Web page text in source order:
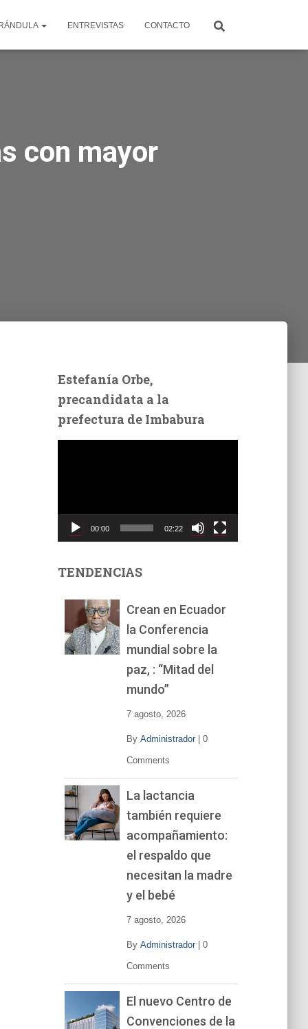
ENTREVISTAS CONTACTO
con mayor
Estefanía Orbe,
precandidata a la
prefectura de Imbabura
t
00:00 02:22
TENDENCIAS
Crean en Ecuador
la Conferencia
mundial sobre la
paz, : “Mitad del
mundo”
7 agosto, 2026
By Administrador| 0
Comments
La lactancia
también requiere
acompañamiento:
el respaldo que
necesitan la madre
y el bebé
7 agosto, 2026
By Administrador| 0
Comments
El nuevo Centro de
Convenciones de la